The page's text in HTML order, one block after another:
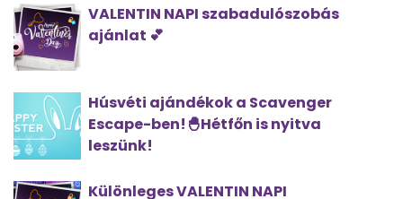
VALENTIN NAPI szabadulószobás
ajánlat 💕
Húsvéti ajándékok a Scavenger
Escape-ben!🐣Hétfőn is nyitva
leszünk!
Különleges VALENTIN NAPI